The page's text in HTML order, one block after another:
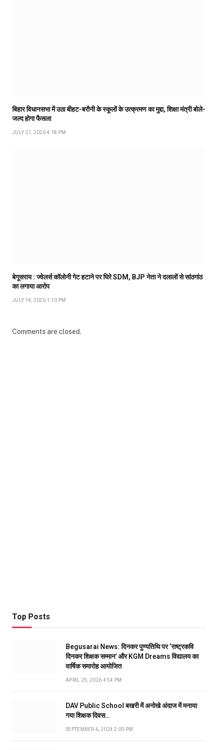
बिहार विधानसभा में उठा बीहट-बरौनी के स्कूलों के उत्क्रमण का मुद्दा, शिक्षा मंत्री बोले-
जल्द होगा फैसला
JULY 21, 2026 4:18 PM
बेगूसराय : ज्वेलर्स कॉलोनी गेट हटाने पर घिरे SDM, BJP नेता ने दलालों से सांठगांठ
का लगाया आरोप
JULY 14, 2026 1:10 PM
Comments are closed.
Top Posts
Begusarai News: दिनकर पुण्यतिथि पर ‘राष्ट्रकवि
दिनकर शिक्षक सम्मान’ और KGM Dreams विद्यालय का
वार्षिक समारोह आयोजित
APRIL 25, 2026 4:54 PM
DAV Public School बखरी में अनोखे अंदाज में मनाया
गया शिक्षक दिवस…
SEPTEMBER 6, 2024 2:00 PM